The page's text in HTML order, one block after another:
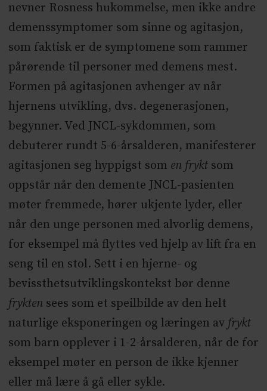
nevner Rosness hukommelse, men ikke andre
demenssymptomer som sinne og agitasjon,
som faktisk er de symptomene som rammer
pårørende til personer med demens mest.
Formen på agitasjonen avhenger av når
hjernens utvikling, dvs. degenerasjonen,
begynner. Ved JNCL-sykdommen, som
debuterer rundt 5-6-årsalderen, manifesterer
agitasjonen seg hyppigst som en fryktsom
oppstår når den demente JNCL-pasienten
møter fremmede, hører ukjente lyder, eller
når den unge personen med alvorlig demens,
for eksempel må flyttes ved hjelp av lift fra en
seng til en stol. Sett i en hjerne- og
bevissthetsutviklingskontekst bør denne
fryktensees som et speilbilde av den helt
naturlige eksponeringen og læringen av frykt
som barn opplever i 1-2-årsalderen, når de for
eksempel møter en person de ikke kjenner
eller må lære å gå eller sykle.